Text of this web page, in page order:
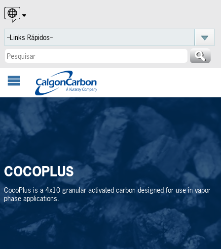
English
Español
Português
COCOPLUS
CocoPlus is a 4x10 granular activated carbon designed for use in vapor
phase applications.